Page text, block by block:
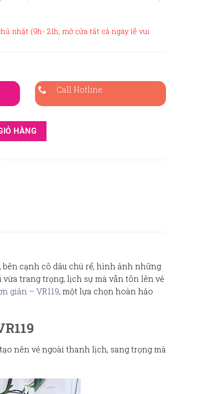
nhật (9h- 21h, mở cửa tất cả ngày lễ vui
Call Hotline
vàng đơn giản - VR119 số lượng
HÀNG
cạnh cô dâu chú rể, hình ảnh những
trang trọng, lịch sự mà vẫn tôn lên vẻ
giản – VR119, một lựa chọn hoàn hảo
nên vẻ ngoài thanh lịch, sang trọng mà